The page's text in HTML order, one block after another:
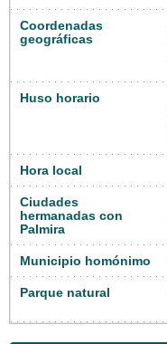
Coordenadas
geográficas
Huso horario
Hora local
Ciudades
hermanadas con
Palmira
Municipio homónimo
Parque natural